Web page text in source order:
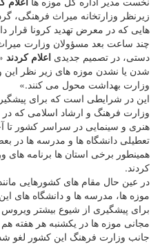
زیرنظر وزارتخانه میراث فرهنگی،
هایی كه در معرض تهدید كرونا قرار
چند ساعت بعد مسؤولان وزارت
دستی، در تصمیم جدیدی اعلام كردند
شدن یا نشدن موزه های زیر نظر این
وزارت بهداشت محول می كنند.»
این در شرایطی است كه برای
وزارت فرهنگ و ارشاد اسلامی كه در
هنری و سینمایی در سراسر كشور تا
تعطیلی دانشگاه ها و مدرسه ها در
همینطور برخی استان ها برنامه
كردند.
در عین حال مقام های كشورهایی مانند
موزه ها، مدرسه ها و دانشگاه های
برای پیشگیری از شیوع بیشتر
مجانی موزه ها در یكشنبه هر هفته هم
جانب وزارت فرهنگ این كشور لغو